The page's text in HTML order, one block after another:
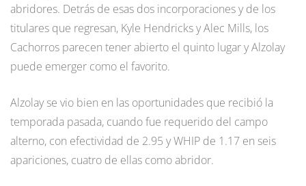
abridores. Detrás de esas dos incorporaciones y de los
titulares que regresan, Kyle Hendricks y Alec Mills, los
Cachorros parecen tener abierto el quinto lugar y Alzolay
puede emerger como el favorito.
Alzolay se vio bien en las oportunidades que recibió la
temporada pasada, cuando fue requerido del campo
alterno, con efectividad de 2.95 y WHIP de 1.17 en seis
apariciones, cuatro de ellas como abridor.